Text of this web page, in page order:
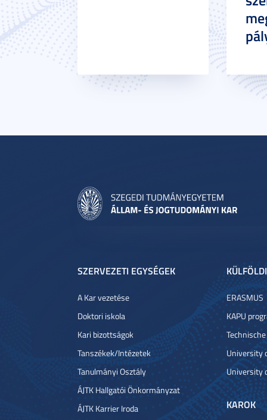
SZERVEZETI EGYSÉGEK
A Kar vezetése
Doktori iskola
Kari bizottságok
Tanszékek/Intézetek
Tanulmányi Osztály
ÁJTK Hallgatói Önkormányzat
ÁJTK Karrier Iroda
ERASMUS
KAPU
University
University
KAROK